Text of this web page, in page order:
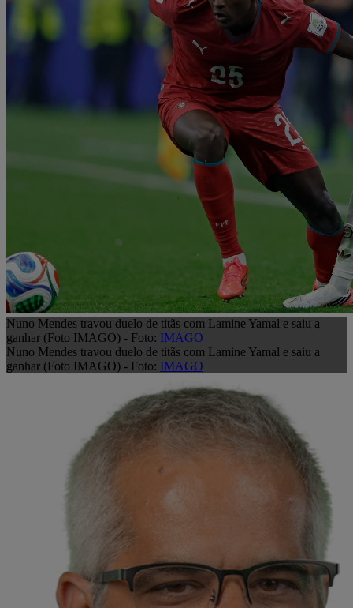
Nuno Mendes travou duelo de titãs com Lamine Yamal e saiu a
ganhar (Foto IMAGO) - Foto: IMAGO
Nuno Mendes travou duelo de titãs com Lamine Yamal e saiu a
ganhar (Foto IMAGO) - Foto: IMAGO